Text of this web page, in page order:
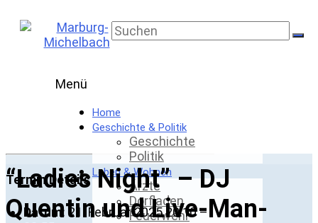
content
Marburg-
Michelbach
Menü
Home
Geschichte & Politik
Geschichte
Politik
Leben & Wohnen
Ärzte
Dorfladen
Feuerwehr
“Ladies Night” – DJ
Quentin und Live-Man-
Termin Details
Datum: 21. Februar 2025 20:10–